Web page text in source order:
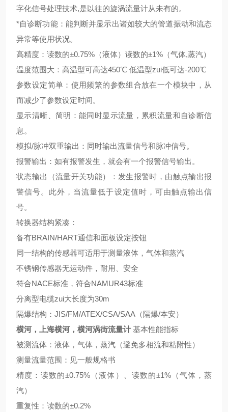
字化信号处理技术,是以往的旋涡流量计从未有的。
*自诊断功能：能判断并显示出诸如较大的管道振动和流态
异常等使用状况。
高精度：读数的±0.75%（液体）读数的±1%（气体,蒸汽）
温度范围大：高温型可高达450℃ 低温型zui低可达-200℃
参数设定简单：使用频繁的参数组合放在一个模块中，从
而减少了参数设定时间。
显示清晰、简明：能同时显示流量，累积流量和自诊断信
息。
模拟/脉冲双重输出：同时输出流量信号和脉冲信号。
报警输出：如有报警发生，就会有一个报警信号输出。
状态输出（流量开关功能）：发生报警时，由触点输出报
警信号。此外，当流量低于设定值时，可由触点输出信
号。
转换器结构紧凑：
备有BRAIN/HART通信和面板设定按钮
同一结构的传感器可适用于测量液体，气体和蒸汽
不锈钢传感器无运动件，耐用、安全
符合NACE标准，符合NAMUR43标准
分离型电缆zui大长度为30m
隔爆结构：JIS/FM/ATEX/CSA/SAA（隔爆/本安）
横河，上海横河，横河涡街流量计 基本性能指标
被测流体：液体，气体，蒸汽（避免多相流和粘附性）
测量流量范围：见一般规格书
精度：读数的±0.75%（液体）、读数的±1%（气体，蒸
汽）
重复性：读数的±0.2%